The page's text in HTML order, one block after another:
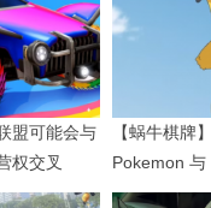
盟可能会与
权交叉
【蜗牛棋牌
Pokemon